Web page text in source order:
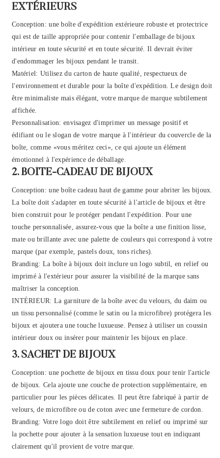
EXTÉRIEURS
Conception: une boîte d'expédition extérieure robuste et protectrice
qui est de taille appropriée pour contenir l'emballage de bijoux
intérieur en toute sécurité et en toute sécurité. Il devrait éviter
d'endommager les bijoux pendant le transit.
Matériel: Utilisez du carton de haute qualité, respectueux de
l'environnement et durable pour la boîte d'expédition. Le design doit
être minimaliste mais élégant, votre marque de marque subtilement
affichée.
Personnalisation: envisagez d'imprimer un message positif et
édifiant ou le slogan de votre marque à l'intérieur du couvercle de la
boîte, comme «vous méritez ceci», ce qui ajoute un élément
émotionnel à l'expérience de déballage.
2. BOÎTE-CADEAU DE BIJOUX
Conception: une boîte cadeau haut de gamme pour abriter les bijoux.
La boîte doit s'adapter en toute sécurité à l'article de bijoux et être
bien construit pour le protéger pendant l'expédition. Pour une
touche personnalisée, assurez-vous que la boîte a une finition lisse,
mate ou brillante avec une palette de couleurs qui correspond à votre
marque (par exemple, pastels doux, tons riches).
Branding: La boîte à bijoux doit inclure un logo subtil, en relief ou
imprimé à l'extérieur pour assurer la visibilité de la marque sans
maîtriser la conception.
INTÉRIEUR: La garniture de la boîte avec du velours, du daim ou
un tissu personnalisé (comme le satin ou la microfibre) protégera les
bijoux et ajoutera une touche luxueuse. Pensez à utiliser un coussin
intérieur doux ou insérer pour maintenir les bijoux en place.
3. SACHET DE BIJOUX
Conception: une pochette de bijoux en tissu doux pour tenir l'article
de bijoux. Cela ajoute une couche de protection supplémentaire, en
particulier pour les pièces délicates. Il peut être fabriqué à partir de
velours, de microfibre ou de coton avec une fermeture de cordon.
Branding: Votre logo doit être subtilement en relief ou imprimé sur
la pochette pour ajouter à la sensation luxueuse tout en indiquant
clairement qu'il provient de votre marque.